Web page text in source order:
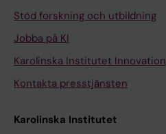
Stöd forskning och utbildning
Jobba på KI
Karolinska Institutet Innovation
Kontakta presstjänsten
Karolinska Institutet